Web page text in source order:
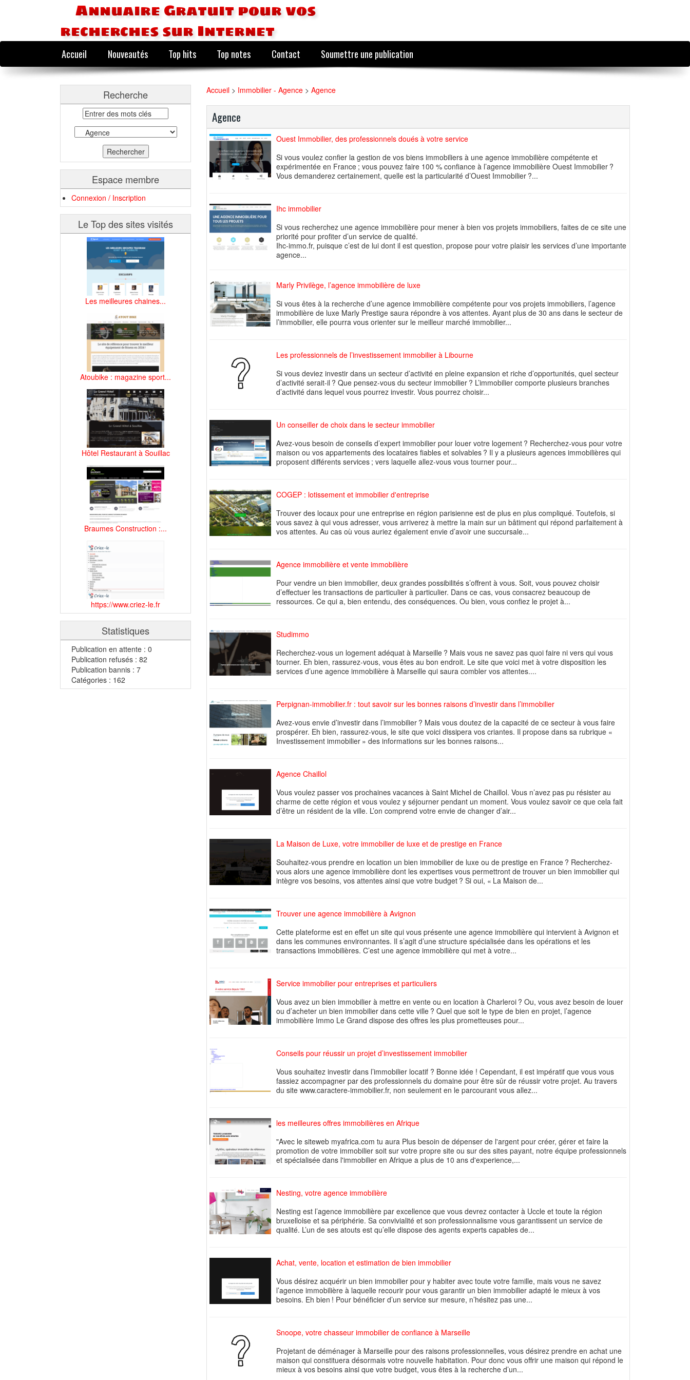
Annuaire Gratuit pour vos
recherches sur Internet
Accueil Nouveautés Top hits Top notes Contact Soumettre une publication
Recherche
Espace membre
Connexion / Inscription
Le Top des sites visités
Les meilleures chaines...
Atoubike : magazine sport...
Hôtel Restaurant à Souillac
Braumes Construction :...
https://www.criez-le.fr
Statistiques
Publication en attente : 0
Publication refusés : 82
Publication bannis : 7
Catégories : 162
Accueil > Immobilier - Agence > Agence
Agence
Ouest Immobilier, des professionnels doués à votre service
Si vous voulez confier la gestion de vos biens immobiliers à une agence immobilière compétente et
expérimentée en France ; vous pouvez faire 100 % confiance à l’agence immobilière Ouest Immobilier ?
Vous demanderez certainement, quelle est la particularité d’Ouest Immobilier ?...
Ihc immobilier
Si vous recherchez une agence immobilière pour mener à bien vos projets immobiliers, faites de ce site une
priorité pour profiter d’un service de qualité.
Ihc-immo.fr, puisque c’est de lui dont il est question, propose pour votre plaisir les services d’une importante
agence...
Marly Privilège, l’agence immobilière de luxe
Si vous êtes à la recherche d’une agence immobilière compétente pour vos projets immobiliers, l’agence
immobilière de luxe Marly Prestige saura répondre à vos attentes. Ayant plus de 30 ans dans le secteur de
l’immobilier, elle pourra vous orienter sur le meilleur marché immobilier...
Les professionnels de l’investissement immobilier à Libourne
Si vous deviez investir dans un secteur d’activité en pleine expansion et riche d’opportunités, quel secteur
d’activité serait-il ? Que pensez-vous du secteur immobilier ? L’immobilier comporte plusieurs branches
d’activité dans lequel vous pourrez investir. Vous pourrez choisir...
Un conseiller de choix dans le secteur immobilier
Avez-vous besoin de conseils d’expert immobilier pour louer votre logement ? Recherchez-vous pour votre
maison ou vos appartements des locataires fiables et solvables ? Il y a plusieurs agences immobilières qui
proposent différents services ; vers laquelle allez-vous vous tourner pour...
COGEP : lotissement et immobilier d'entreprise
Trouver des locaux pour une entreprise en région parisienne est de plus en plus compliqué. Toutefois, si
vous savez à qui vous adresser, vous arriverez à mettre la main sur un bâtiment qui répond parfaitement à
vos attentes. Au cas où vous auriez également envie d’avoir une succursale...
Agence immobilière et vente immobilière
Pour vendre un bien immobilier, deux grandes possibilités s’offrent à vous. Soit, vous pouvez choisir
d’effectuer les transactions de particulier à particulier. Dans ce cas, vous consacrez beaucoup de
ressources. Ce qui a, bien entendu, des conséquences. Ou bien, vous confiez le projet à...
Studimmo
Recherchez-vous un logement adéquat à Marseille ? Mais vous ne savez pas quoi faire ni vers qui vous
tourner. Eh bien, rassurez-vous, vous êtes au bon endroit. Le site que voici met à votre disposition les
services d’une agence immobilière à Marseille qui saura combler vos attentes....
Perpignan-immobilier.fr : tout savoir sur les bonnes raisons d’investir dans l’immobilier
Avez-vous envie d’investir dans l’immobilier ? Mais vous doutez de la capacité de ce secteur à vous faire
prospérer. Eh bien, rassurez-vous, le site que voici dissipera vos criantes. Il propose dans sa rubrique «
Investissement immobilier » des informations sur les bonnes raisons...
Agence Chaillol
Vous voulez passer vos prochaines vacances à Saint Michel de Chaillol. Vous n’avez pas pu résister au
charme de cette région et vous voulez y séjourner pendant un moment. Vous voulez savoir ce que cela fait
d’être un résident de la ville. L’on comprend votre envie de changer d’air...
La Maison de Luxe, votre immobilier de luxe et de prestige en France
Souhaitez-vous prendre en location un bien immobilier de luxe ou de prestige en France ? Recherchez-
vous alors une agence immobilière dont les expertises vous permettront de trouver un bien immobilier qui
intègre vos besoins, vos attentes ainsi que votre budget ? Si oui, « La Maison de...
Trouver une agence immobilière à Avignon
Cette plateforme est en effet un site qui vous présente une agence immobilière qui intervient à Avignon et
dans les communes environnantes. Il s’agit d’une structure spécialisée dans les opérations et les
transactions immobilières. C’est une agence immobilière qui met à votre...
Service immobilier pour entreprises et particuliers
Vous avez un bien immobilier à mettre en vente ou en location à Charleroi ? Ou, vous avez besoin de louer
ou d’acheter un bien immobilier dans cette ville ? Quel que soit le type de bien en projet, l’agence
immobilière Immo Le Grand dispose des offres les plus prometteuses pour...
Conseils pour réussir un projet d’investissement immobilier
Vous souhaitez investir dans l’immobilier locatif ? Bonne idée ! Cependant, il est impératif que vous vous
fassiez accompagner par des professionnels du domaine pour être sûr de réussir votre projet. Au travers
du site www.caractere-immobilier.fr, non seulement en le parcourant vous allez...
les meilleures offres immobilières en Afrique
"Avec le siteweb myafrica.com tu aura Plus besoin de dépenser de l'argent pour créer, gérer et faire la
promotion de votre immobilier soit sur votre propre site ou sur des sites payant, notre équipe professionnels
et spécialisée dans l'immobilier en Afrique a plus de 10 ans d'experience,...
Nesting, votre agence immobilière
Nesting est l’agence immobilière par excellence que vous devrez contacter à Uccle et toute la région
bruxelloise et sa périphérie. Sa convivialité et son professionnalisme vous garantissent un service de
qualité. L’un de ses atouts est qu’elle dispose des agents experts capables de...
Achat, vente, location et estimation de bien immobilier
Vous désirez acquérir un bien immobilier pour y habiter avec toute votre famille, mais vous ne savez
l’agence immobilière à laquelle recourir pour vous garantir un bien immobilier adapté le mieux à vos
besoins. Eh bien ! Pour bénéficier d’un service sur mesure, n’hésitez pas une...
Snoope, votre chasseur immobilier de confiance à Marseille
Projetant de déménager à Marseille pour des raisons professionnelles, vous désirez prendre en achat une
maison qui constituera désormais votre nouvelle habitation. Pour donc vous offrir une maison qui répond le
mieux à vos besoins ainsi que votre budget, vous êtes à la recherche d’un...